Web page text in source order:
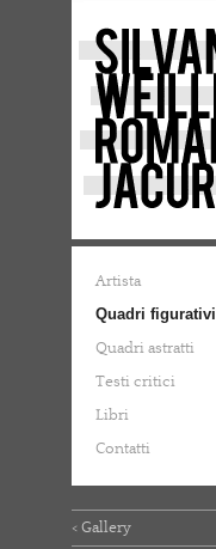
Artista
Quadri figurativi
Quadri astratti
Testi critici
Libri
Contatti
< Gallery